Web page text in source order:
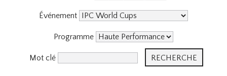
Événement
Programme
Mot clé